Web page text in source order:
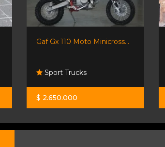
Gaf Gx 110 Moto Minicross...
Sport Trucks
$ 2.650.000